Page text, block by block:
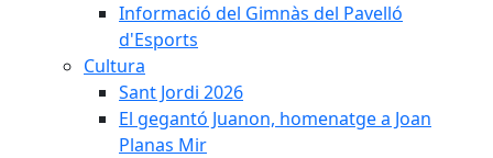
Informació del Gimnàs del Pavelló
d'Esports
Cultura
Sant Jordi 2026
El gegantó Juanon, homenatge a Joan
Planas Mir